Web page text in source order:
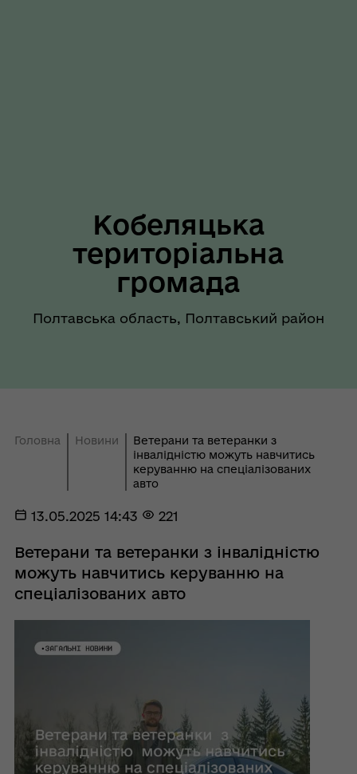
Кобеляцька
територіальна
громада
Полтавська область, Полтавський район
Головна Новини
Ветерани та ветеранки з
інвалідністю можуть навчитись
керуванню на спеціалізованих
авто
13.05.2025 14:43 221
Ветерани та ветеранки з інвалідністю
можуть навчитись керуванню на
спеціалізованих авто